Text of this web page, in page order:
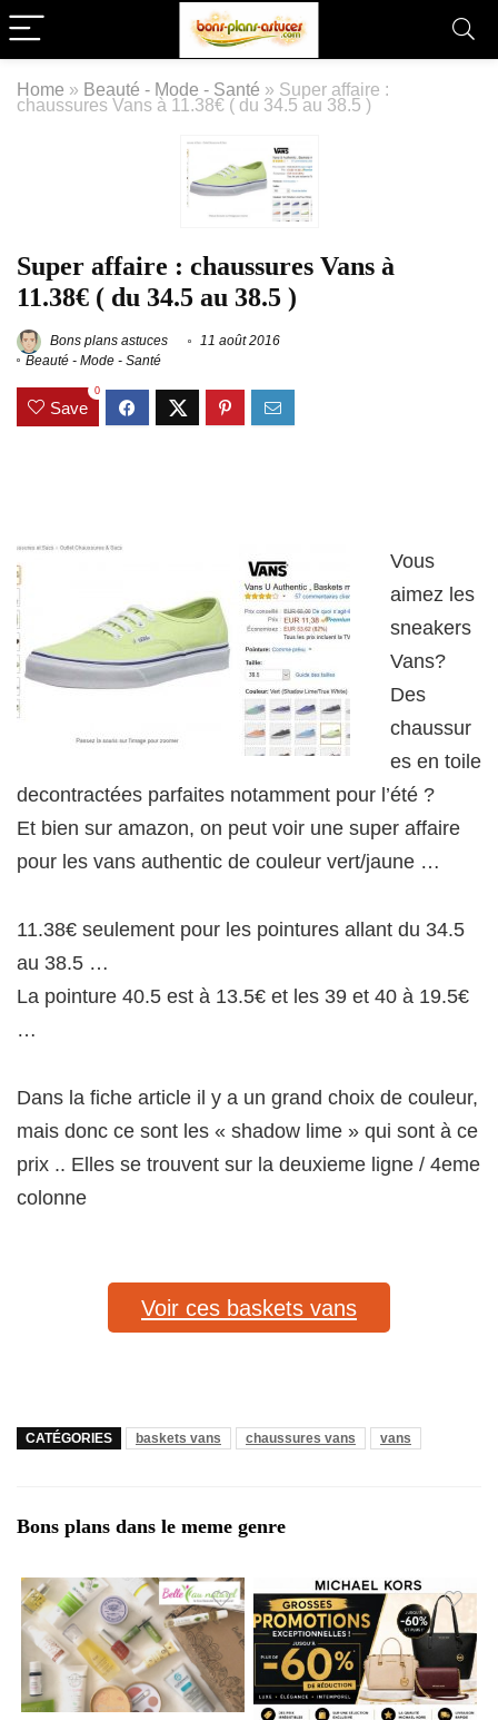
Home » Beauté - Mode - Santé » Super affaire :
chaussures Vans à 11.38€ ( du 34.5 au 38.5 )
Super affaire : chaussures Vans à
11.38€ ( du 34.5 au 38.5 )
Bons plans astuces
11 août 2016
Beauté - Mode - Santé
Save
0
Vous
aimez les
sneakers
Vans?
Des
chaussur
es en toile
decontractées parfaites notamment pour l’été ?
Et bien sur amazon, on peut voir une super affaire
pour les vans authentic de couleur vert/jaune …
11.38€ seulement pour les pointures allant du 34.5
au 38.5 …
La pointure 40.5 est à 13.5€ et les 39 et 40 à 19.5€
…
Dans la fiche article il y a un grand choix de couleur,
mais donc ce sont les « shadow lime » qui sont à ce
prix .. Elles se trouvent sur la deuxieme ligne / 4eme
colonne
Voir ces baskets vans
CATÉGORIES baskets vans chaussures vans vans
Bons plans dans le meme genre